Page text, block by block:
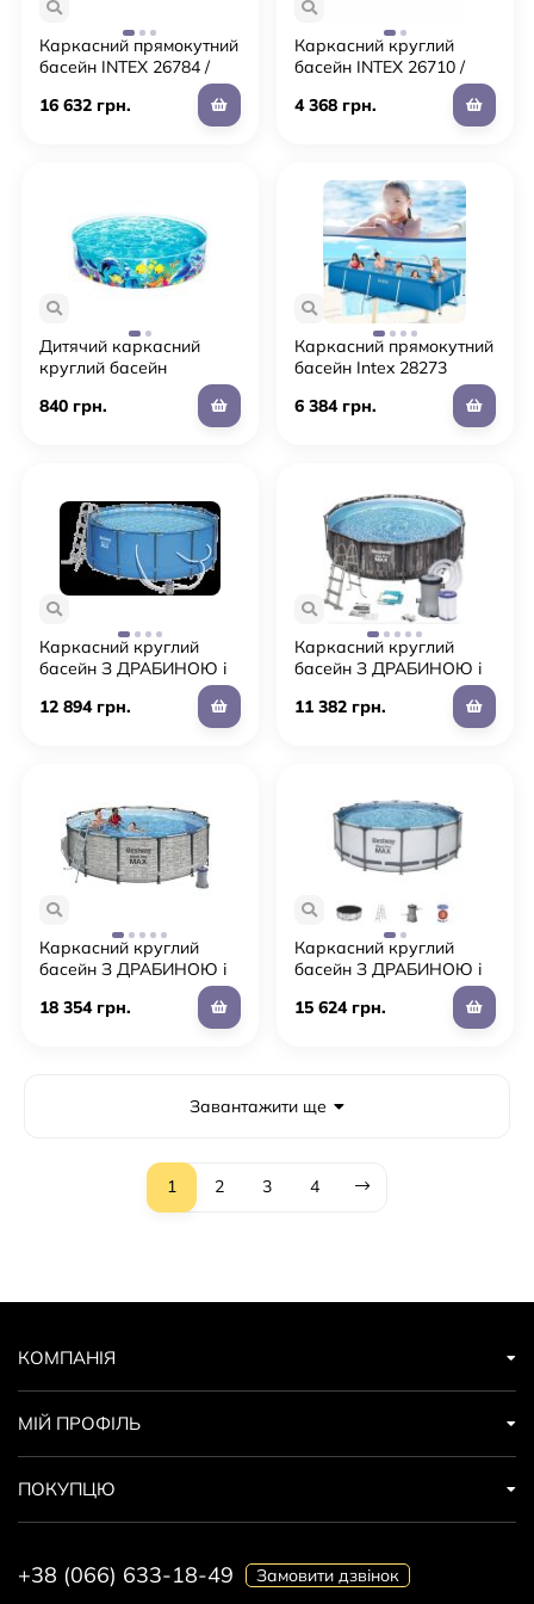
Каркасний прямокутний
басейн INTEX 26784 /
розмір 300 x 175 x 80см
з фільтр-насосом і
16 632 грн.
Каркасний круглий
басейн INTEX 26710 /
розмір 366-76 см / обсяг
6503л**
4 368 грн.
Дитячий каркасний
круглий басейн
BESTWAY 55030 "Рибки"
діаметр 183см / висота
840 грн.
Каркасний прямокутний
басейн Intex 28273
розмір 450 х 220 х 84 см
/ обсяг 7127л
6 384 грн.
Каркасний круглий
басейн З ДРАБИНОЮ і
фільтр-насосом Bestway
5614S розмір 366 х
122см / обсяг 10250л
12 894 грн.
Каркасний круглий
басейн З ДРАБИНОЮ і
фільтр-насосом Bestway
5614X розмір 366 х
11 382 грн.
Каркасний круглий
басейн З ДРАБИНОЮ і
фільтр-насосом Bestway
5619D розмір 427 х
122см / обсяг 15 232л +
18 354 грн.
Каркасний круглий
басейн З ДРАБИНОЮ і
фільтр-насосом Bestway
56438 розмір 457 х
122см / обсяг 16015л
15 624 грн.
Завантажити ще
1 2 3 4
КОМПАНІЯ
МІЙ ПРОФІЛЬ
ПОКУПЦЮ
+38 (066) 633-18-49 Замовити дзвінок